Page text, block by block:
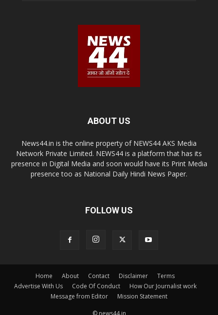
ABOUT US
News44.in is the online property of NEWS44 AKS Media
Network Private Limited. NEWS44 is a platform that has its
presence in Digital Media and soon would have its Print Media
presence too as National Daily Hindi News Paper.
FOLLOW US
Home About Contact Disclaimer
Terms
Advertise With Us
Code Of Conduct
How Our Journalist work
Message from Editor
Mission Statement
© news44.in